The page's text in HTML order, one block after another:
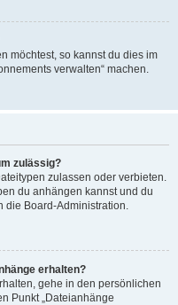
möchtest, so kannst du dies im
verwalten“ machen.
zulässig?
zulassen oder verbieten.
du anhängen kannst und du
die Board-Administration.
erhalten?
gehe in den persönlichen
Punkt „Dateianhänge